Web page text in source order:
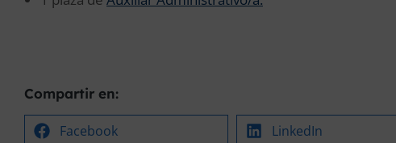
Compartir en:
Facebook LinkedIn